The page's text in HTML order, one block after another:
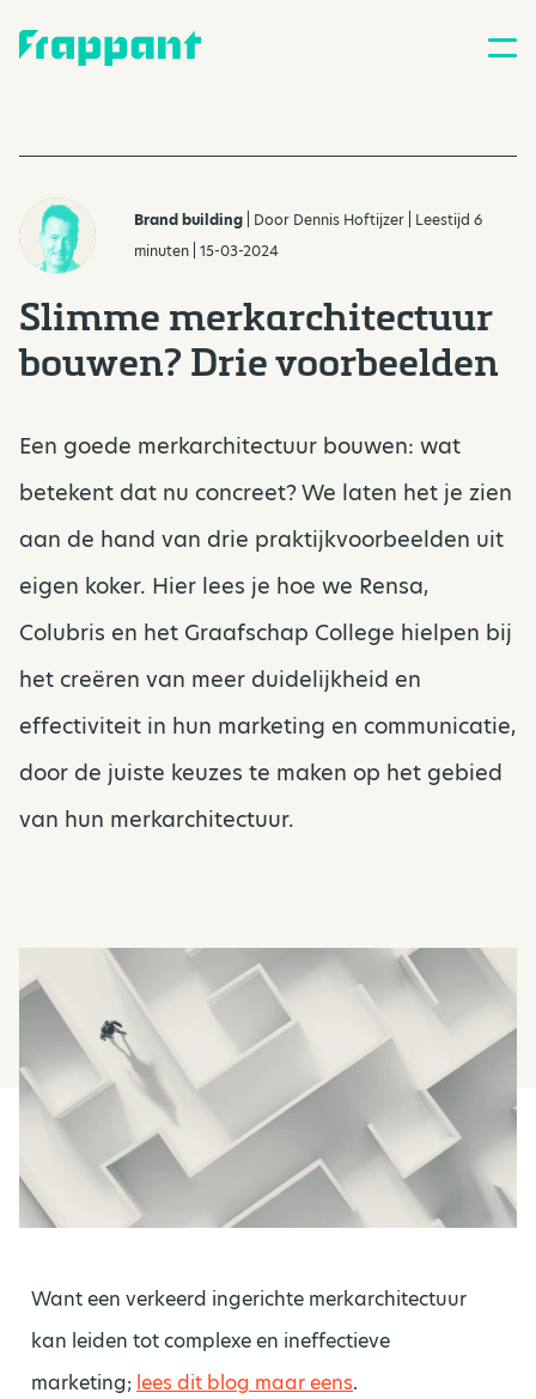
Brand building | Door Dennis Hoftijzer | Leestijd 6
minuten | 15-03-2024
Slimme merkarchitectuur
bouwen? Drie voorbeelden
Een goede merkarchitectuur bouwen: wat
betekent dat nu concreet? We laten het je zien
aan de hand van drie praktijkvoorbeelden uit
eigen koker. Hier lees je hoe we Rensa,
Colubris en het Graafschap College hielpen bij
het creëren van meer duidelijkheid en
effectiviteit in hun marketing en communicatie,
door de juiste keuzes te maken op het gebied
van hun merkarchitectuur.
Want een verkeerd ingerichte merkarchitectuur
kan leiden tot complexe en ineffectieve
marketing; lees dit blog maar eens.